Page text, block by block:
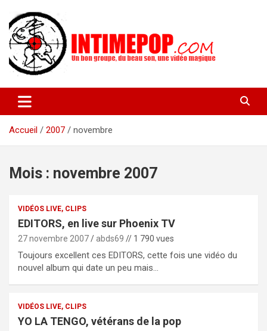
contenu
intimepop.com
actuelles pop rock, post-rock, indé sur Lyon. rock pop concert
lyon
Accueil
2007 novembre
Mois : novembre 2007
VIDÉOS LIVE, CLIPS
EDITORS, en live sur Phoenix TV
27 novembre 2007 abds69 // 1 790 vues
Toujours excellent ces EDITORS, cette fois une vidéo du
nouvel album qui date un peu mais…
VIDÉOS LIVE, CLIPS
YO LA TENGO, vétérans de la pop